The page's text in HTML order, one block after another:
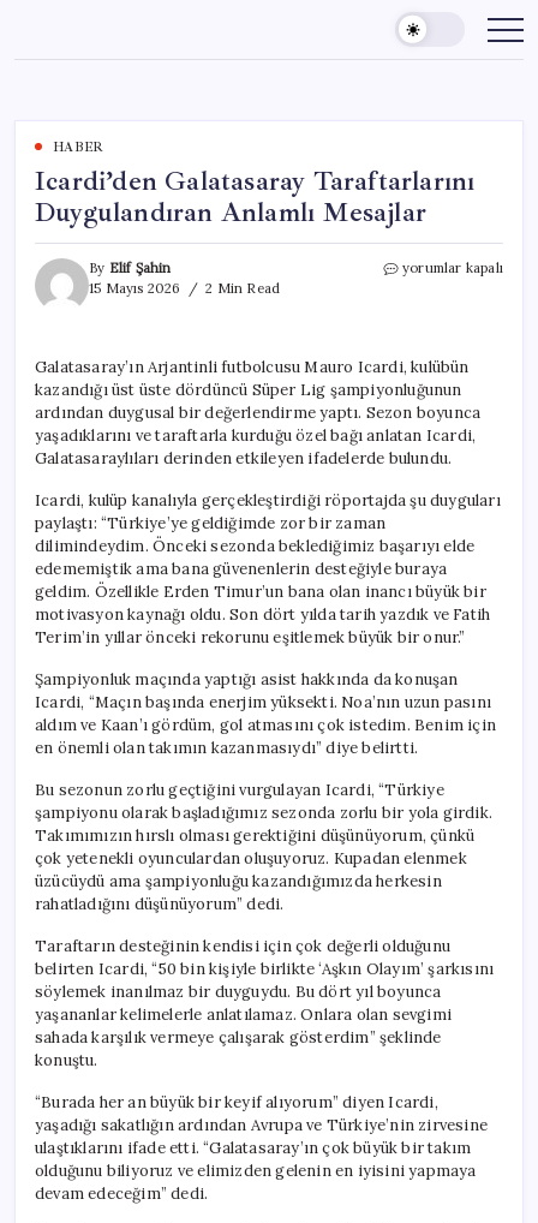
content
HABER
Icardi’den Galatasaray Taraftarlarını
Duygulandıran Anlamlı Mesajlar
By Elif Şahin
15 Mayıs 2026
2 Min Read
Icardi’den
Mesajlar
için
yorumlar kapalı
Galatasaray’ın Arjantinli futbolcusu Mauro Icardi, kulübün
kazandığı üst üste dördüncü Süper Lig şampiyonluğunun
ardından duygusal bir değerlendirme yaptı. Sezon boyunca
yaşadıklarını ve taraftarla kurduğu özel bağı anlatan Icardi,
Galatasaraylıları derinden etkileyen ifadelerde bulundu.
Icardi, kulüp kanalıyla gerçekleştirdiği röportajda şu duyguları
paylaştı: “Türkiye’ye geldiğimde zor bir zaman
dilimindeydim. Önceki sezonda beklediğimiz başarıyı elde
edememiştik ama bana güvenenlerin desteğiyle buraya
geldim. Özellikle Erden Timur’un bana olan inancı büyük bir
motivasyon kaynağı oldu. Son dört yılda tarih yazdık ve Fatih
Terim’in yıllar önceki rekorunu eşitlemek büyük bir onur.”
Şampiyonluk maçında yaptığı asist hakkında da konuşan
Icardi, “Maçın başında enerjim yüksekti. Noa’nın uzun pasını
aldım ve Kaan’ı gördüm, gol atmasını çok istedim. Benim için
en önemli olan takımın kazanmasıydı” diye belirtti.
Bu sezonun zorlu geçtiğini vurgulayan Icardi, “Türkiye
şampiyonu olarak başladığımız sezonda zorlu bir yola girdik.
Takımımızın hırslı olması gerektiğini düşünüyorum, çünkü
çok yetenekli oyunculardan oluşuyoruz. Kupadan elenmek
üzücüydü ama şampiyonluğu kazandığımızda herkesin
rahatladığını düşünüyorum” dedi.
Taraftarın desteğinin kendisi için çok değerli olduğunu
belirten Icardi, “50 bin kişiyle birlikte ‘Aşkın Olayım’ şarkısını
söylemek inanılmaz bir duyguydu. Bu dört yıl boyunca
yaşananlar kelimelerle anlatılamaz. Onlara olan sevgimi
sahada karşılık vermeye çalışarak gösterdim” şeklinde
konuştu.
“Burada her an büyük bir keyif alıyorum” diyen Icardi,
yaşadığı sakatlığın ardından Avrupa ve Türkiye’nin zirvesine
ulaştıklarını ifade etti. “Galatasaray’ın çok büyük bir takım
olduğunu biliyoruz ve elimizden gelenin en iyisini yapmaya
devam edeceğim” dedi.